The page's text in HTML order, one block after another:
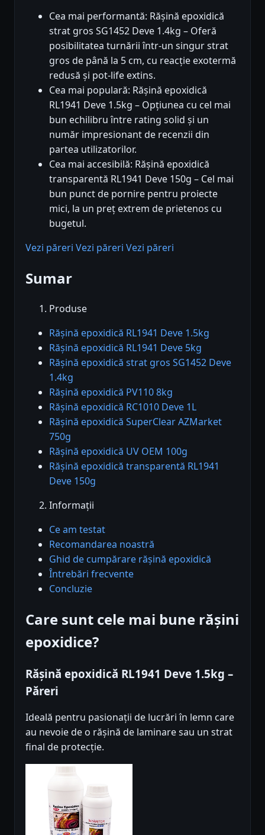
Cea mai performantă: Rășină epoxidică
strat gros SG1452 Deve 1.4kg – Oferă
posibilitatea turnării într-un singur strat
gros de până la 5 cm, cu reacție exotermă
redusă și pot-life extins.
Cea mai populară: Rășină epoxidică
RL1941 Deve 1.5kg – Opțiunea cu cel mai
bun echilibru între rating solid și un
număr impresionant de recenzii din
partea utilizatorilor.
Cea mai accesibilă: Rășină epoxidică
transparentă RL1941 Deve 150g – Cel mai
bun punct de pornire pentru proiecte
mici, la un preț extrem de prietenos cu
bugetul.
Vezi păreri Vezi păreri Vezi păreri
Sumar
Produse
Rășină epoxidică RL1941 Deve 1.5kg
Rășină epoxidică RL1941 Deve 5kg
Rășină epoxidică strat gros SG1452 Deve
1.4kg
Rășină epoxidică PV110 8kg
Rășină epoxidică RC1010 Deve 1L
Rășină epoxidică SuperClear AZMarket
750g
Rășină epoxidică UV OEM 100g
Rășină epoxidică transparentă RL1941
Deve 150g
Informații
Ce am testat
Recomandarea noastră
Ghid de cumpărare rășină epoxidică
Întrebări frecvente
Concluzie
Care sunt cele mai bune rășini
epoxidice?
Rășină epoxidică RL1941 Deve 1.5kg –
Păreri
Ideală pentru pasionații de lucrări în lemn care
au nevoie de o rășină de laminare sau un strat
final de protecție.